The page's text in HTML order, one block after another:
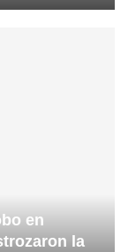
en
la